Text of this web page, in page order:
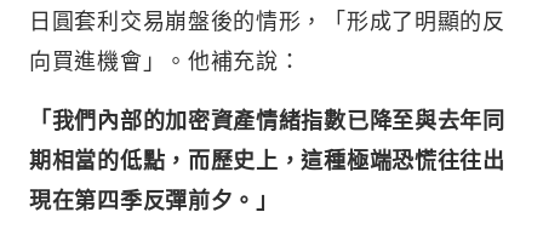
日圓套利交易崩盤後的情形，「形成了明顯的反
向買進機會」。他補充說：
「我們內部的加密資產情緒指數已降至與去年同
期相當的低點，而歷史上，這種極端恐慌往往出
現在第四季反彈前夕。」